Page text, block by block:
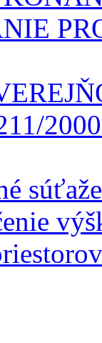
súťaže